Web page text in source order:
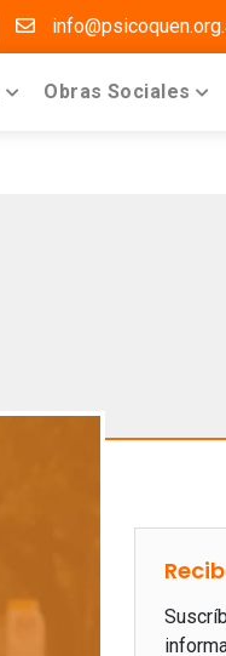
Obras Sociales